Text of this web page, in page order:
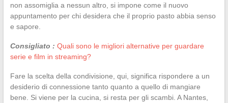
non assomiglia a nessun altro, si impone come il nuovo
appuntamento per chi desidera che il proprio pasto abbia senso
e sapore.
Consigliato : Quali sono le migliori alternative per guardare
serie e film in streaming?
Fare la scelta della condivisione, qui, significa rispondere a un
desiderio di connessione tanto quanto a quello di mangiare
bene. Si viene per la cucina, si resta per gli scambi. A Nantes,